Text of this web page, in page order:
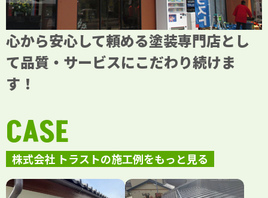
心から安心して頼める塗装専門店とし
て品質・サービスにこだわり続けま
す！
株式会社 トラストの施工例をもっと見る
CASE